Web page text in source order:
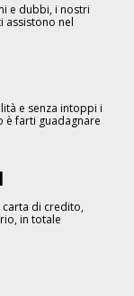
e dubbi, i nostri
assistono nel
e senza intoppi i
farti guadagnare
carta di credito,
in totale